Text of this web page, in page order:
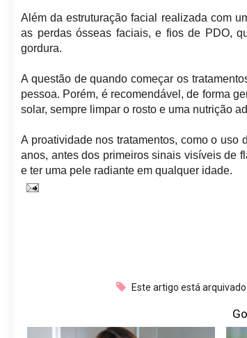
Além da estruturação facial realizada com
as perdas ósseas faciais, e fios de PDO,
gordura.
A questão de quando começar os
pessoa. Porém, é recomendável, de forma
solar, sempre limpar o rosto e uma nutrição
A proatividade nos tratamentos, como o
anos, antes dos primeiros sinais visíveis de
e ter uma pele radiante em qualquer idade.
Este artigo está